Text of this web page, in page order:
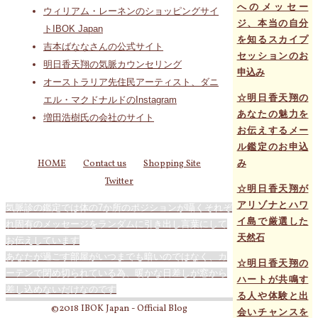
へのメッセー
ジ、本当の自分
を知るスカイプ
セッションのお
申込み
☆明日香天翔の
あなたの魅力を
お伝えするメー
ル鑑定のお申込
み
☆明日香天翔が
アリゾナとハワ
イ島で厳選した
天然石
☆明日香天翔の
ハートが共鳴す
る人や体験と出
会いチャンスを
ウィリアム・レーネンのショッピングサイ
トIBOK Japan
吉本ばななさんの公式サイト
明日香天翔の気脈カウンセリング
オーストラリア先住民アーティスト、ダニ
エル・マクドナルドのInstagram
増田浩樹氏の会社のサイト
HOME Contact us
Shopping Site
Twitter
気脈診の鑑定では体の7か所のポジションが囁くそれぞ
れ固有のメッセージをランダムに引き出し言葉にして
お伝えしています
あなたが過ごす部屋がいつまでも暗いのではなく、カ
ーテンで閉め切られている為、暖かな日差しが窓から
差し込めないだけなのです
©2018 IBOK Japan - Official Blog